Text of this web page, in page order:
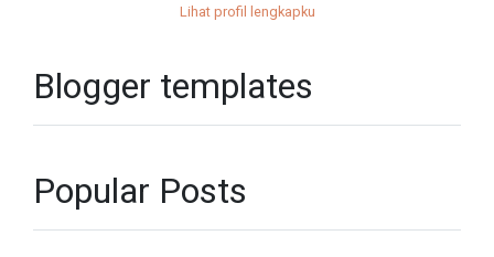
Lihat profil lengkapku
Blogger templates
Popular Posts